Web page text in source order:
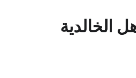
الخالدية